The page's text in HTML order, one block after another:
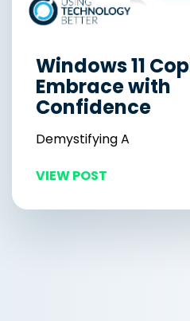
Windows 11
Embrace with
Confidence
Demystifying A
VIEW POST